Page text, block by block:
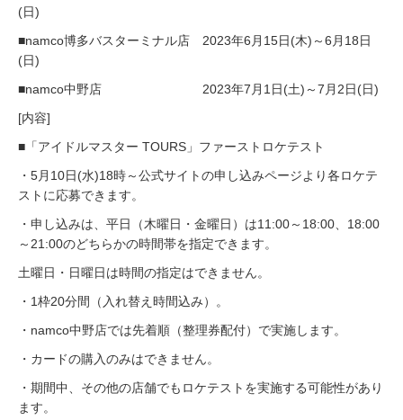
(日)
■namco博多バスターミナル店 2023年6月15日(木)～6月18日
(日)
■namco中野店 2023年7月1日(土)～7月2日(日)
[内容]
■「アイドルマスター TOURS」ファーストロケテスト
・5月10日(水)18時～公式サイトの申し込みページより各ロケテ
ストに応募できます。
・申し込みは、平日（木曜日・金曜日）は11:00～18:00、18:00
～21:00のどちらかの時間帯を指定できます。
土曜日・日曜日は時間の指定はできません。
・1枠20分間（入れ替え時間込み）。
・namco中野店では先着順（整理券配付）で実施します。
・カードの購入のみはできません。
・期間中、その他の店舗でもロケテストを実施する可能性があり
ます。